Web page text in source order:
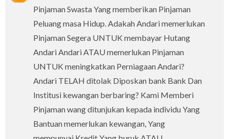
Pinjaman Swasta Yang memberikan Pinjaman
Peluang masa Hidup. Adakah Andari memerlukan
Pinjaman Segera UNTUK membayar Hutang
Andari Andari ATAU memerlukan Pinjaman
UNTUK meningkatkan Perniagaan Andari?
Andari TELAH ditolak Diposkan bank Bank Dan
Institusi kewangan berbaring? Kami Memberi
Pinjaman wang ditunjukan kepada individu Yang
Bantuan memerlukan kewangan, Yang